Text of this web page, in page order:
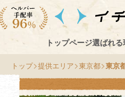
トップページ選ばれる
トップ 提供エリア 東京都 東京